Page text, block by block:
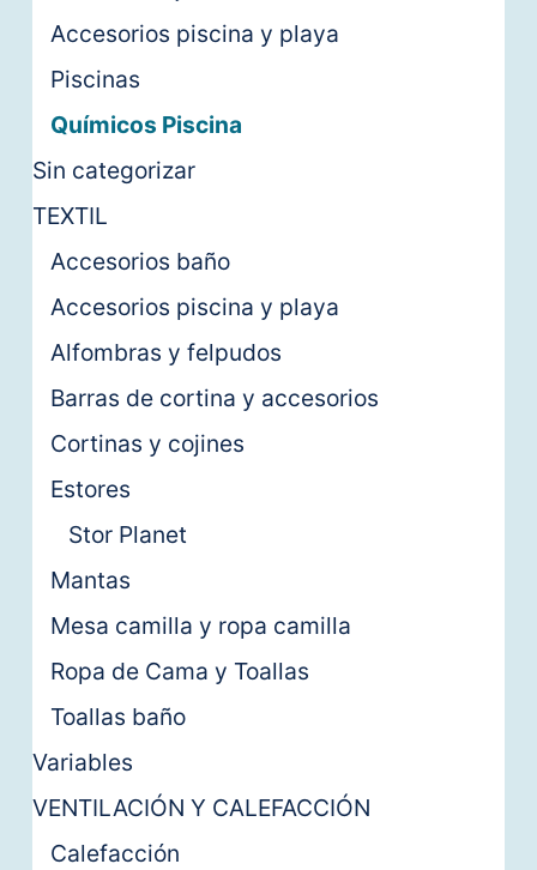
Accesorios piscina y playa
Piscinas
Químicos Piscina
Sin categorizar
TEXTIL
Accesorios baño
Accesorios piscina y playa
Alfombras y felpudos
Barras de cortina y accesorios
Cortinas y cojines
Estores
Stor Planet
Mantas
Mesa camilla y ropa camilla
Ropa de Cama y Toallas
Toallas baño
Variables
VENTILACIÓN Y CALEFACCIÓN
Calefacción